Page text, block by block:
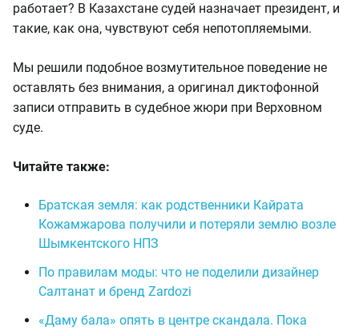
работает? В Казахстане судей назначает президент, и
такие, как она, чувствуют себя непотопляемыми.
Мы решили подобное возмутительное поведение не
оставлять без внимания, а оригинал диктофонной
записи отправить в судебное жюри при Верховном
суде.
Читайте также:
Братская земля: как родственники Кайрата
Кожамжарова получили и потеряли землю возле
Шымкентского НПЗ
По правилам моды: что не поделили дизайнер
Салтанат и бренд Zardozi
«Даму бала» опять в центре скандала. Пока